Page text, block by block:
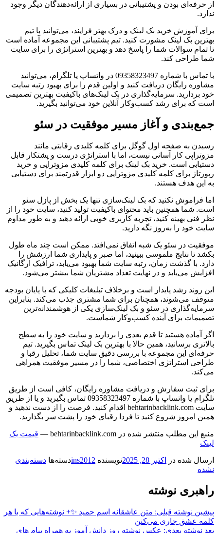
از حرفه‌ای بودن و پشتیبانی در بسیاری از ارائه‌دهندگان دیگر وجود
ندارد.
برای آموزش خرید بک لینک و درک بهتر فرایند، می‌توانید با تیم
بهترین بک لینک مشورت کنید. تیم پشتیبانی این مجموعه آماده است
تا تمام سوالات شما را پاسخ دهد و بهترین استراتژی را برای سایت
شما طراحی کند.
با تماس با شماره 09358323497 در واتساپ یا تلگرام، می‌توانید
مشاوره رایگان دریافت کنید و اولین قدم را برای بهبود رتبه سایت
خود بردارید. سرمایه‌گذاری در بک لینک‌های باکیفیت بهترین تصمیمی
است که برای رشد کسب‌وکار آنلاین خود می‌توانید بگیرید.
جمع‌بندی و آغاز مسیر موفقیت در سئو
رسیدن به صفحه اول گوگل برای کلمه کلیدی رقابتی مانند
مزوتراپی کار آسانی نیست، اما با استراتژی درست و پشتکار قابل
دستیابی است. خرید بک لینک برای کلمه کلیدی مزوتراپی و خرید
رپورتاژ برای کلمه کلیدی مزوتراپی دو ابزار قدرتمند برای دستیابی
به این هدف هستند.
اما فراموش نکنید که بک لینک‌سازی تنها یک بخش از پازل سئو
است. شما همچنین باید محتوای باکیفیت تولید کنید، سایت خود را از
نظر فنی بهینه کنید، تجربه کاربری خوبی ارائه دهید و به طور مداوم
سایت خود را به‌روز نگه دارید.
موفقیت در سئو یک شبه اتفاق نمی‌افتد. ممکن است چند ماه طول
بکشد تا نتایج ملموسی ببینید، اما صبر و پایداری شما ارزشش را
دارد. با گذشت زمان، رتبه سایت شما بهبود می‌یابد، ترافیک ارگانیک
افزایش می‌یابد و در نهایت تعداد مشتریان شما بیشتر می‌شود.
این روند رشد پایدار است و برخلاف تبلیغات کلیکی که با پایان بودجه
متوقف می‌شوند، همچنان برای شما مشتری جذب می‌کند. بنابراین
سرمایه‌گذاری در سئو و بک لینک‌سازی یکی از هوشمندانه‌ترین
تصمیمات برای آینده کسب‌وکار شماست.
اگر آماده هستید تا قدم بعدی را بردارید و سایت خود را به سطح
بالاتری برسانید، همین حالا با بهترین بک لینک تماس بگیرید. تیم
حرفه‌ای این مجموعه با بررسی دقیق سایت شما، تحلیل رقبا و
طراحی استراتژی اختصاصی، شما را در مسیر موفقیت همراهی
می‌کند.
برای ثبت سفارش و دریافت مشاوره رایگان، کافی است از طریق
تلگرام یا واتساپ با شماره 09358323497 تماس بگیرید و یا از طریق
سایت behtarinbacklink.com اقدام کنید. فرصت را از دست ندهید و
همین امروز شروع کنید تا فردا رقبای خود را پشت سر بگذارید.
منبع این مطلب منتشر شده در behtarinbacklink.com —
قیمت بک
لینک
ارسال شده در اکتبر 28, 2025 نویسنده ins2012دسته‌ها دسته‌بندی
نشده
راهبری نوشته
پیشین نوشته قبلی: متن عاشقانه اسم حمید ✨+ نوشته‌هایی که با هر
کلمه عشق جاری می‌کنن
بعد نوشته بعدی: عکس نوشته روز دانش آموز به همراه پیام های